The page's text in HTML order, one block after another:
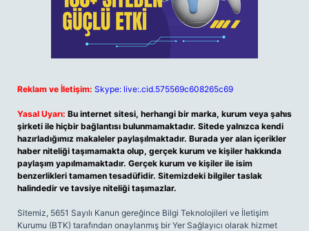
Reklam ve İletişim: Skype: live:.cid.575569c608265c69
Yasal Uyarı: Bu internet sitesi, herhangi bir marka, kurum veya şahıs
şirketi ile hiçbir bağlantısı bulunmamaktadır. Sitede yalnızca kendi
hazırladığımız makaleler paylaşılmaktadır. Burada yer alan içerikler
haber niteliği taşımamakta olup, gerçek kurum ve kişiler hakkında
paylaşım yapılmamaktadır. Gerçek kurum ve kişiler ile isim
benzerlikleri tamamen tesadüfidir. Sitemizdeki bilgiler taslak
halindedir ve tavsiye niteliği taşımazlar.
Sitemiz, 5651 Sayılı Kanun gereğince Bilgi Teknolojileri ve İletişim
Kurumu (BTK) tarafından onaylanmış bir Yer Sağlayıcı olarak hizmet